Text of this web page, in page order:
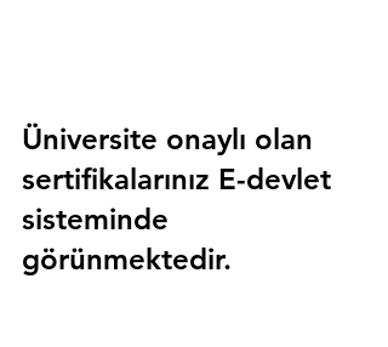
Üniversite onaylı olan
sertifikalarınız E-devlet
sisteminde
görünmektedir.